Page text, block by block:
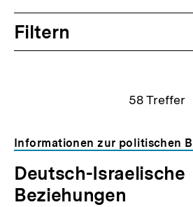
Filtern
Suchergebnisse
58Treffer
Informationen zur politischen
Deutsch-Israelische
Beziehungen